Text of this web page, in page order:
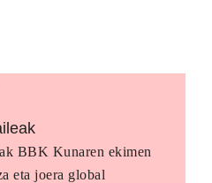
BBK Kunaren ekimen
eta joera global